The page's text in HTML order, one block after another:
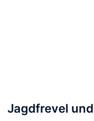
Jagdfrevel